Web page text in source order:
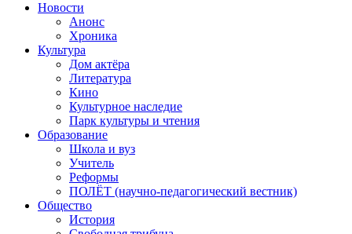
Новости
Анонс
Хроника
Культура
Дом актёра
Литература
Кино
Культурное наследие
Парк культуры и чтения
Образование
Школа и вуз
Учитель
Реформы
ПОЛЁТ (научно-педагогический вестник)
Общество
История